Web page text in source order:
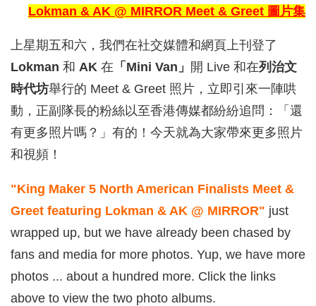
Lokman & AK @ MIRROR Meet & Greet 圖片集
上星期五和六，我們在社交媒體和網頁上刊登了
Lokman 和 AK 在 「Mini Van」 開 Live 和在列治文
時代坊舉行的 Meet & Greet 照片，立即引來一陣哄
動，正副隊長的粉絲以至香港傳媒都紛紛追問：「還
有更多照片嗎？」有的！今天就為大家帶來更多照片
和視頻！
"King Maker 5 North American Finalists Meet &
Greet featuring Lokman & AK @ MIRROR" just
wrapped up, but we have already been chased by
fans and media for more photos. Yup, we have more
photos ... about a hundred more. Click the links
above to view the two photo albums.